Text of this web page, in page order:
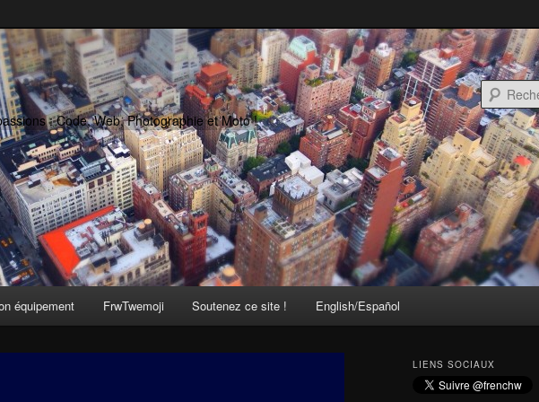
: Code, Web, Photographie et Moto !
équipement FrwTwemoji Soutenez ce site ! English/Español
LIENS SOCIAUX